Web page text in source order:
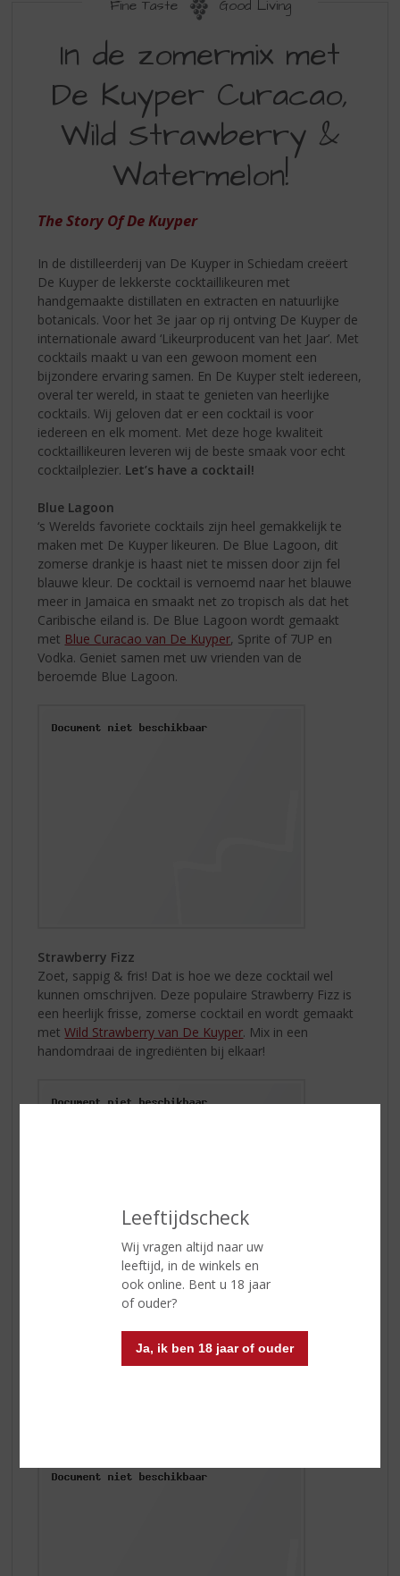
Leeftijdscheck
Wij vragen altijd naar uw
leeftijd, in de winkels en
ook online. Bent u 18 jaar
of ouder?
Ja, ik ben 18 jaar of ouder
Fine Taste Good Living
DE
ZOMERMIX
MET
KUYPER
WILD
STRAWBERRY
WATERMELON
In de zomermix met
De Kuyper Curacao,
Wild Strawberry &
Watermelon!
The Story Of De Kuyper
In de distilleerderij van De Kuyper in Schiedam creëert
De Kuyper de lekkerste cocktaillikeuren met
handgemaakte distillaten en extracten en natuurlijke
botanicals. Voor het 3e jaar op rij ontving De Kuyper de
internationale award ‘Likeurproducent van het Jaar’. Met
cocktails maakt u van een gewoon moment een
bijzondere ervaring samen. En De Kuyper stelt iedereen,
overal ter wereld, in staat te genieten van heerlijke
cocktails. Wij geloven dat er een cocktail is voor
iedereen en elk moment. Met deze hoge kwaliteit
cocktaillikeuren leveren wij de beste smaak voor echt
cocktailplezier. Let’s have a cocktail!
Blue Lagoon
‘s Werelds favoriete cocktails zijn heel gemakkelijk te
maken met De Kuyper likeuren. De Blue Lagoon, dit
zomerse drankje is haast niet te missen door zijn fel
blauwe kleur. De cocktail is vernoemd naar het blauwe
meer in Jamaica en smaakt net zo tropisch als dat het
Caribische eiland is. De Blue Lagoon wordt gemaakt
met Blue Curacao van De Kuyper, Sprite of 7UP en
Vodka. Geniet samen met uw vrienden van de
beroemde Blue Lagoon.
Strawberry Fizz
Zoet, sappig & fris! Dat is hoe we deze cocktail wel
kunnen omschrijven. Deze populaire Strawberry Fizz is
een heerlijk frisse, zomerse cocktail en wordt gemaakt
metWild Strawberry van De Kuyper. Mix in een
handomdraai de ingrediënten bij elkaar!
Watermelon Fizz
Watermeloen is zomer! De sprankelende watermeloen
cocktail is een 'Must Have To Try'. Deze populaire